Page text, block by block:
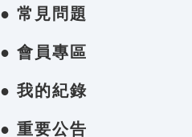
● 常見問題
● 會員專區
● 我的紀錄
● 重要公告